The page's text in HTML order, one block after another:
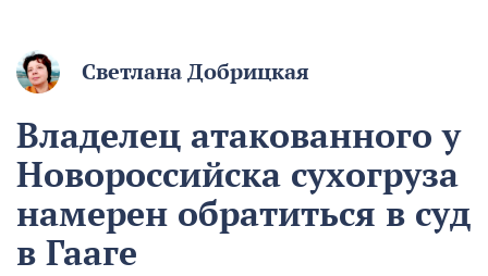
Светлана Добрицкая
Владелец атакованного у
Новороссийска сухогруза
намерен обратиться в суд
в Гааге